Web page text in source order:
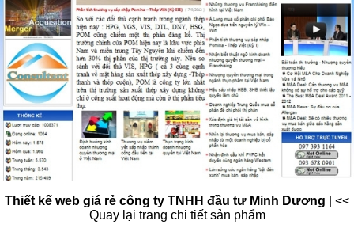
Thiết kế web giá rẻ công ty TNHH đầu tư Minh Dương
<<
Quay lại trang chi tiết sản phẩm